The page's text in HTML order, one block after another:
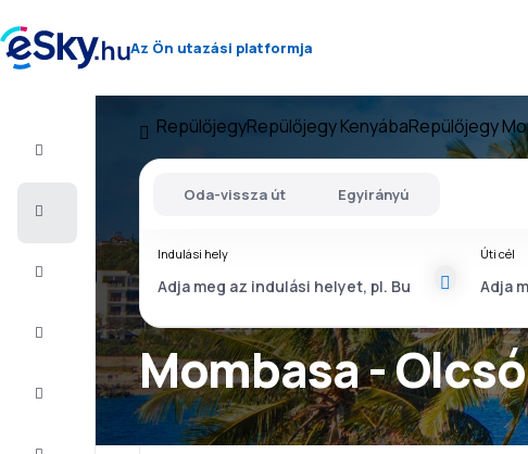
Az Ön utazási platformja
Nyaralás
2026/27
RepülőjegyRepülőjegy KenyábaRepülőjegy
Mombasa -
Oda-vissza út Egyirányú
Indulási hely Úti cél